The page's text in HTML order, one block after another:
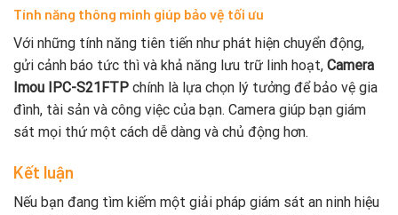
Tính năng thông minh giúp bảo vệ tối ưu
Với những tính năng tiên tiến như phát hiện chuyển động,
gửi cảnh báo tức thì và khả năng lưu trữ linh hoạt, Camera
Imou IPC-S21FTP chính là lựa chọn lý tưởng để bảo vệ gia
đình, tài sản và công việc của bạn. Camera giúp bạn giám
sát mọi thứ một cách dễ dàng và chủ động hơn.
Kết luận
Nếu bạn đang tìm kiếm một giải pháp giám sát an ninh hiệu